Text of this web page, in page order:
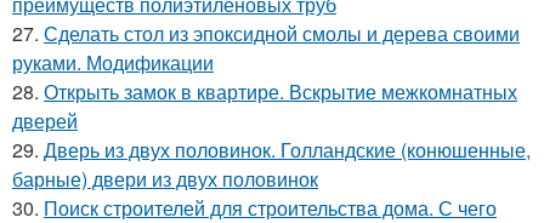
27. Сделать стол из эпоксидной смолы и дерева своими
руками. Модификации
28. Открыть замок в квартире. Вскрытие межкомнатных
дверей
29. Дверь из двух половинок. Голландские (конюшенные,
барные) двери из двух половинок
30. Поиск строителей для строительства дома. С чего